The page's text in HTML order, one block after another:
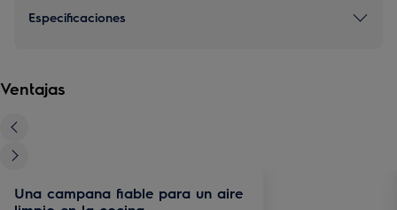
Especificaciones
Ventajas
Una campana fiable para un aire